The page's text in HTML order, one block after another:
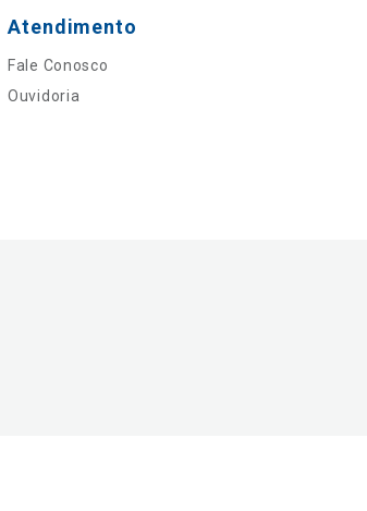
Atendimento
Fale Conosco
Ouvidoria